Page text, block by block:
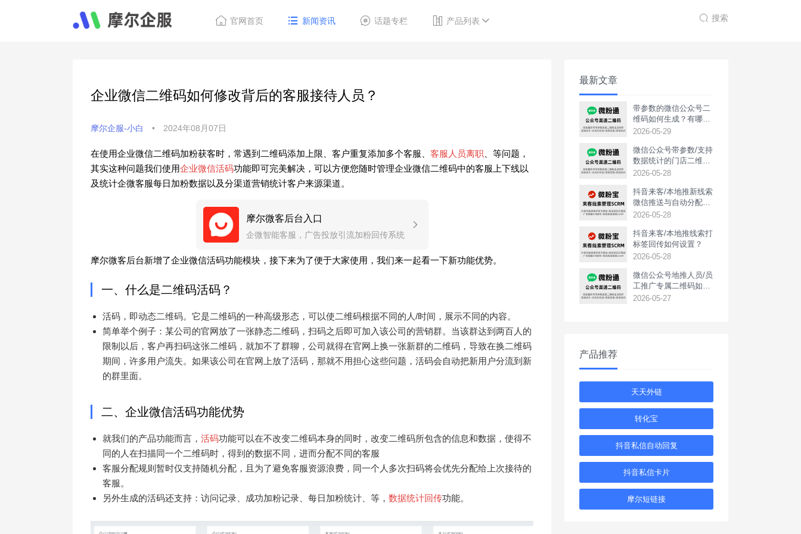
官网首页 新闻资讯 话题专栏 产品列表 搜索
企业微信二维码如何修改背后的客服接待人员？
摩尔企服-小白 • 2024年08月07日
在使用企业微信二维码加粉获客时，常遇到二维码添加上限、客户重复添加多个客服、 客服人员离职 、等问题，
其实这种问题我们使用企业微信活码功能即可完美解决，可以方便您随时管理企业微信二维码中的客服上下线以
及统计企微客服每日加粉数据以及分渠道营销统计客户来源渠道。
摩尔微客后台入口
企微智能客服，广告投放引流加粉回传系统
摩尔微客后台新增了企业微信活码功能模块，接下来为了便于大家使用，我们来一起看一下新功能优势。
一、什么是二维码活码？
活码，即动态二维码。它是二维码的一种高级形态，可以使二维码根据不同的人/时间，展示不同的内容。
简单举个例子：某公司的官网放了一张静态二维码，扫码之后即可加入该公司的营销群。当该群达到两百人的
限制以后，客户再扫码这张二维码，就加不了群聊，公司就得在官网上换一张新群的二维码，导致在换二维码
期间，许多用户流失。如果该公司在官网上放了活码，那就不用担心这些问题，活码会自动把新用户分流到新
的群里面。
二、企业微信活码功能优势
就我们的产品功能而言， 活码功能可以在不改变二维码本身的同时，改变二维码所包含的信息和数据，使得不
同的人在扫描同一个二维码时，得到的数据不同，进而分配不同的客服
客服分配规则暂时仅支持随机分配，且为了避免客服资源浪费，同一个人多次扫码将会优先分配给上次接待的
客服。
另外生成的活码还支持：访问记录、成功加粉记录、每日加粉统计、等， 数据统计回传功能。
最新文章
带参数的微信公众号二
维码如何生成？有哪些
用途？
2026-05-29
微信公众号带参数/支持
数据统计的门店二维码
如何生成？
2026-05-28
抖音来客/本地推新线索
微信推送与自动分配如
何实现？
2026-05-28
抖音来客/本地推线索打
标签回传如何设置？
2026-05-28
‌微信公众号地推人员/员
工推广专属二维码如何
生成？
2026-05-27
产品推荐
天天外链
转化宝
抖音私信自动回复
抖音私信卡片
摩尔短链接